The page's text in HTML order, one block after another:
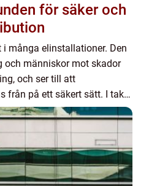
många elinstallationer. Den
och människor mot skador
och ser till att
från på ett säkert sätt. I takt
fastighet...